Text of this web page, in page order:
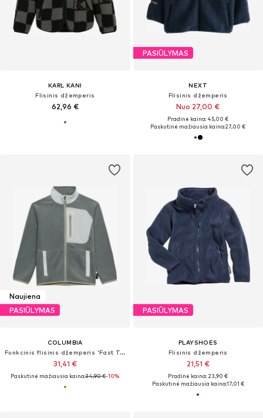
KARL KANI
Flisinis džemperis
62,96 €
PASIŪLYMAS
NEXT
Flisinis džemperis
Nuo 27,00 €
Pradinė kaina: 45,00 €
Paskutinė mažiausia kaina:27,00 €
Naujiena
PASIŪLYMAS
COLUMBIA
Funkcinis flisinis džemperis 'Fast Trek™ V'
31,41 €
Paskutinė mažiausia kaina:34,90 €-10%
PASIŪLYMAS
PLAYSHOES
Flisinis džemperis
21,51 €
Pradinė kaina: 23,90 €
Paskutinė mažiausia kaina:17,01 €